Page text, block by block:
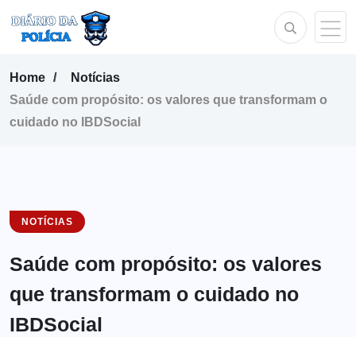
Home
Notícias
Saúde com propósito: os valores que transformam o
cuidado no IBDSocial
NOTÍCIAS
Saúde com propósito: os valores
que transformam o cuidado no
IBDSocial